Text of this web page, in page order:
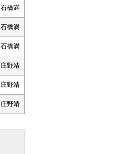
石橋満
石橋満
石橋満
庄野靖
庄野靖
庄野靖